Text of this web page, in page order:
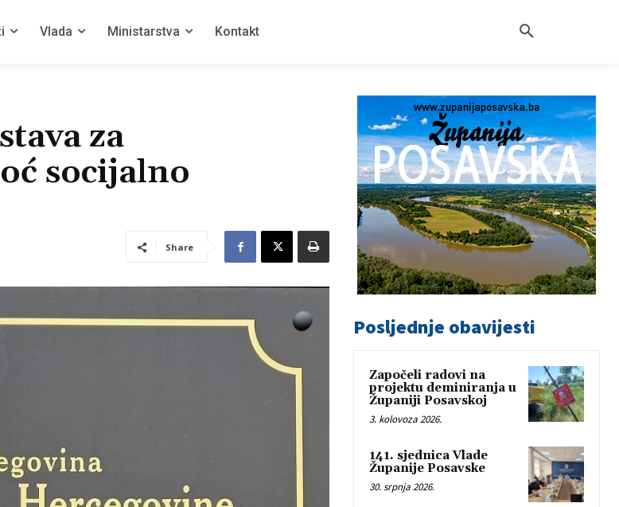
Vlada Ministarstva Kontakt
za
socijalno
Share
Posljednje obavijesti
Započeli radovi na
projektu deminiranja u
Županiji Posavskoj
3. kolovoza 2026.
141. sjednica Vlade
Županije Posavske
30. srpnja 2026.